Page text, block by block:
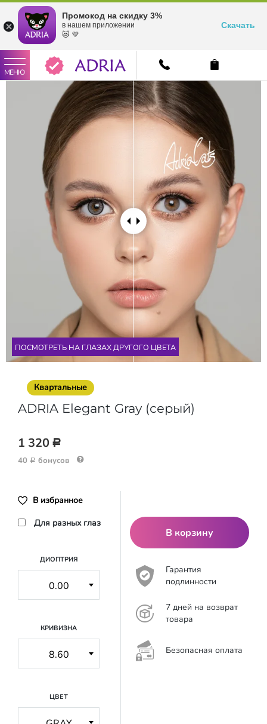
Промокод на скидку 3%
в нашем приложении
😻 💜
Скачать
МЕНЮ
ПОСМОТРЕТЬ НА ГЛАЗАX ДРУГОГО ЦВЕТА Видео
Квартальные
ADRIA Elegant Gray (серый)
1 320 Р
40 Р бонусов
В избранное
Для разных глаз
ДИОПТРИЯ
КРИВИЗНА
ЦВЕТ
В корзину
Гарантия
подлинности
7 дней на возврат
товара
Безопасная оплата